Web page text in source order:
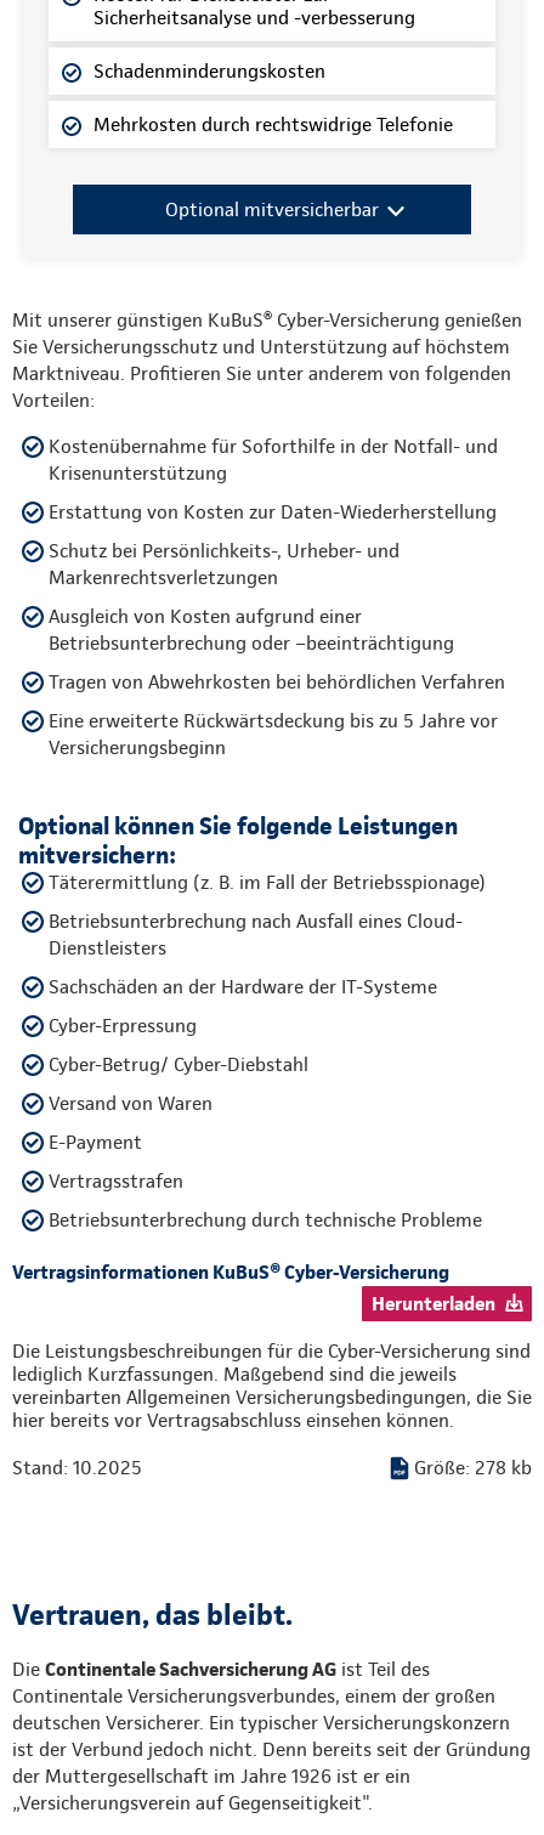
Sicherheitsanalyse und -verbesserung
Schadenminderungskosten
Mehrkosten durch rechtswidrige Telefonie
Optional mitversicherbar
Mit unserer günstigen KuBuS® Cyber-Versicherung genießen
Sie Versicherungsschutz und Unterstützung auf höchstem
Marktniveau. Profitieren Sie unter anderem von folgenden
Vorteilen:
Kostenübernahme für Soforthilfe in der Notfall- und
Krisenunterstützung
Erstattung von Kosten zur Daten-Wiederherstellung
Schutz bei Persönlichkeits-, Urheber- und
Markenrechtsverletzungen
Ausgleich von Kosten aufgrund einer
Betriebsunterbrechung oder –beeinträchtigung
Tragen von Abwehrkosten bei behördlichen Verfahren
Eine erweiterte Rückwärtsdeckung bis zu 5 Jahre vor
Versicherungsbeginn
Optional können Sie folgende Leistungen
mitversichern:
Täterermittlung (z. B. im Fall der Betriebsspionage)
Betriebsunterbrechung nach Ausfall eines Cloud-
Dienstleisters
Sachschäden an der Hardware der IT-Systeme
Cyber-Erpressung
Cyber-Betrug/ Cyber-Diebstahl
Versand von Waren
E-Payment
Vertragsstrafen
Betriebsunterbrechung durch technische Probleme
Vertragsinformationen KuBuS® Cyber-Versicherung
Herunterladen
Die Leistungsbeschreibungen für die Cyber-Versicherung sind
lediglich Kurzfassungen. Maßgebend sind die jeweils
vereinbarten Allgemeinen Versicherungsbedingungen, die Sie
hier bereits vor Vertragsabschluss einsehen können.
Stand: 10.2025 Größe: 278 kb
Vertrauen, das bleibt.
Die Continentale Sachversicherung AG ist Teil des
Continentale Versicherungsverbundes, einem der großen
deutschen Versicherer. Ein typischer Versicherungskonzern
ist der Verbund jedoch nicht. Denn bereits seit der Gründung
der Muttergesellschaft im Jahre 1926 ist er ein
„Versicherungsverein auf Gegenseitigkeit".